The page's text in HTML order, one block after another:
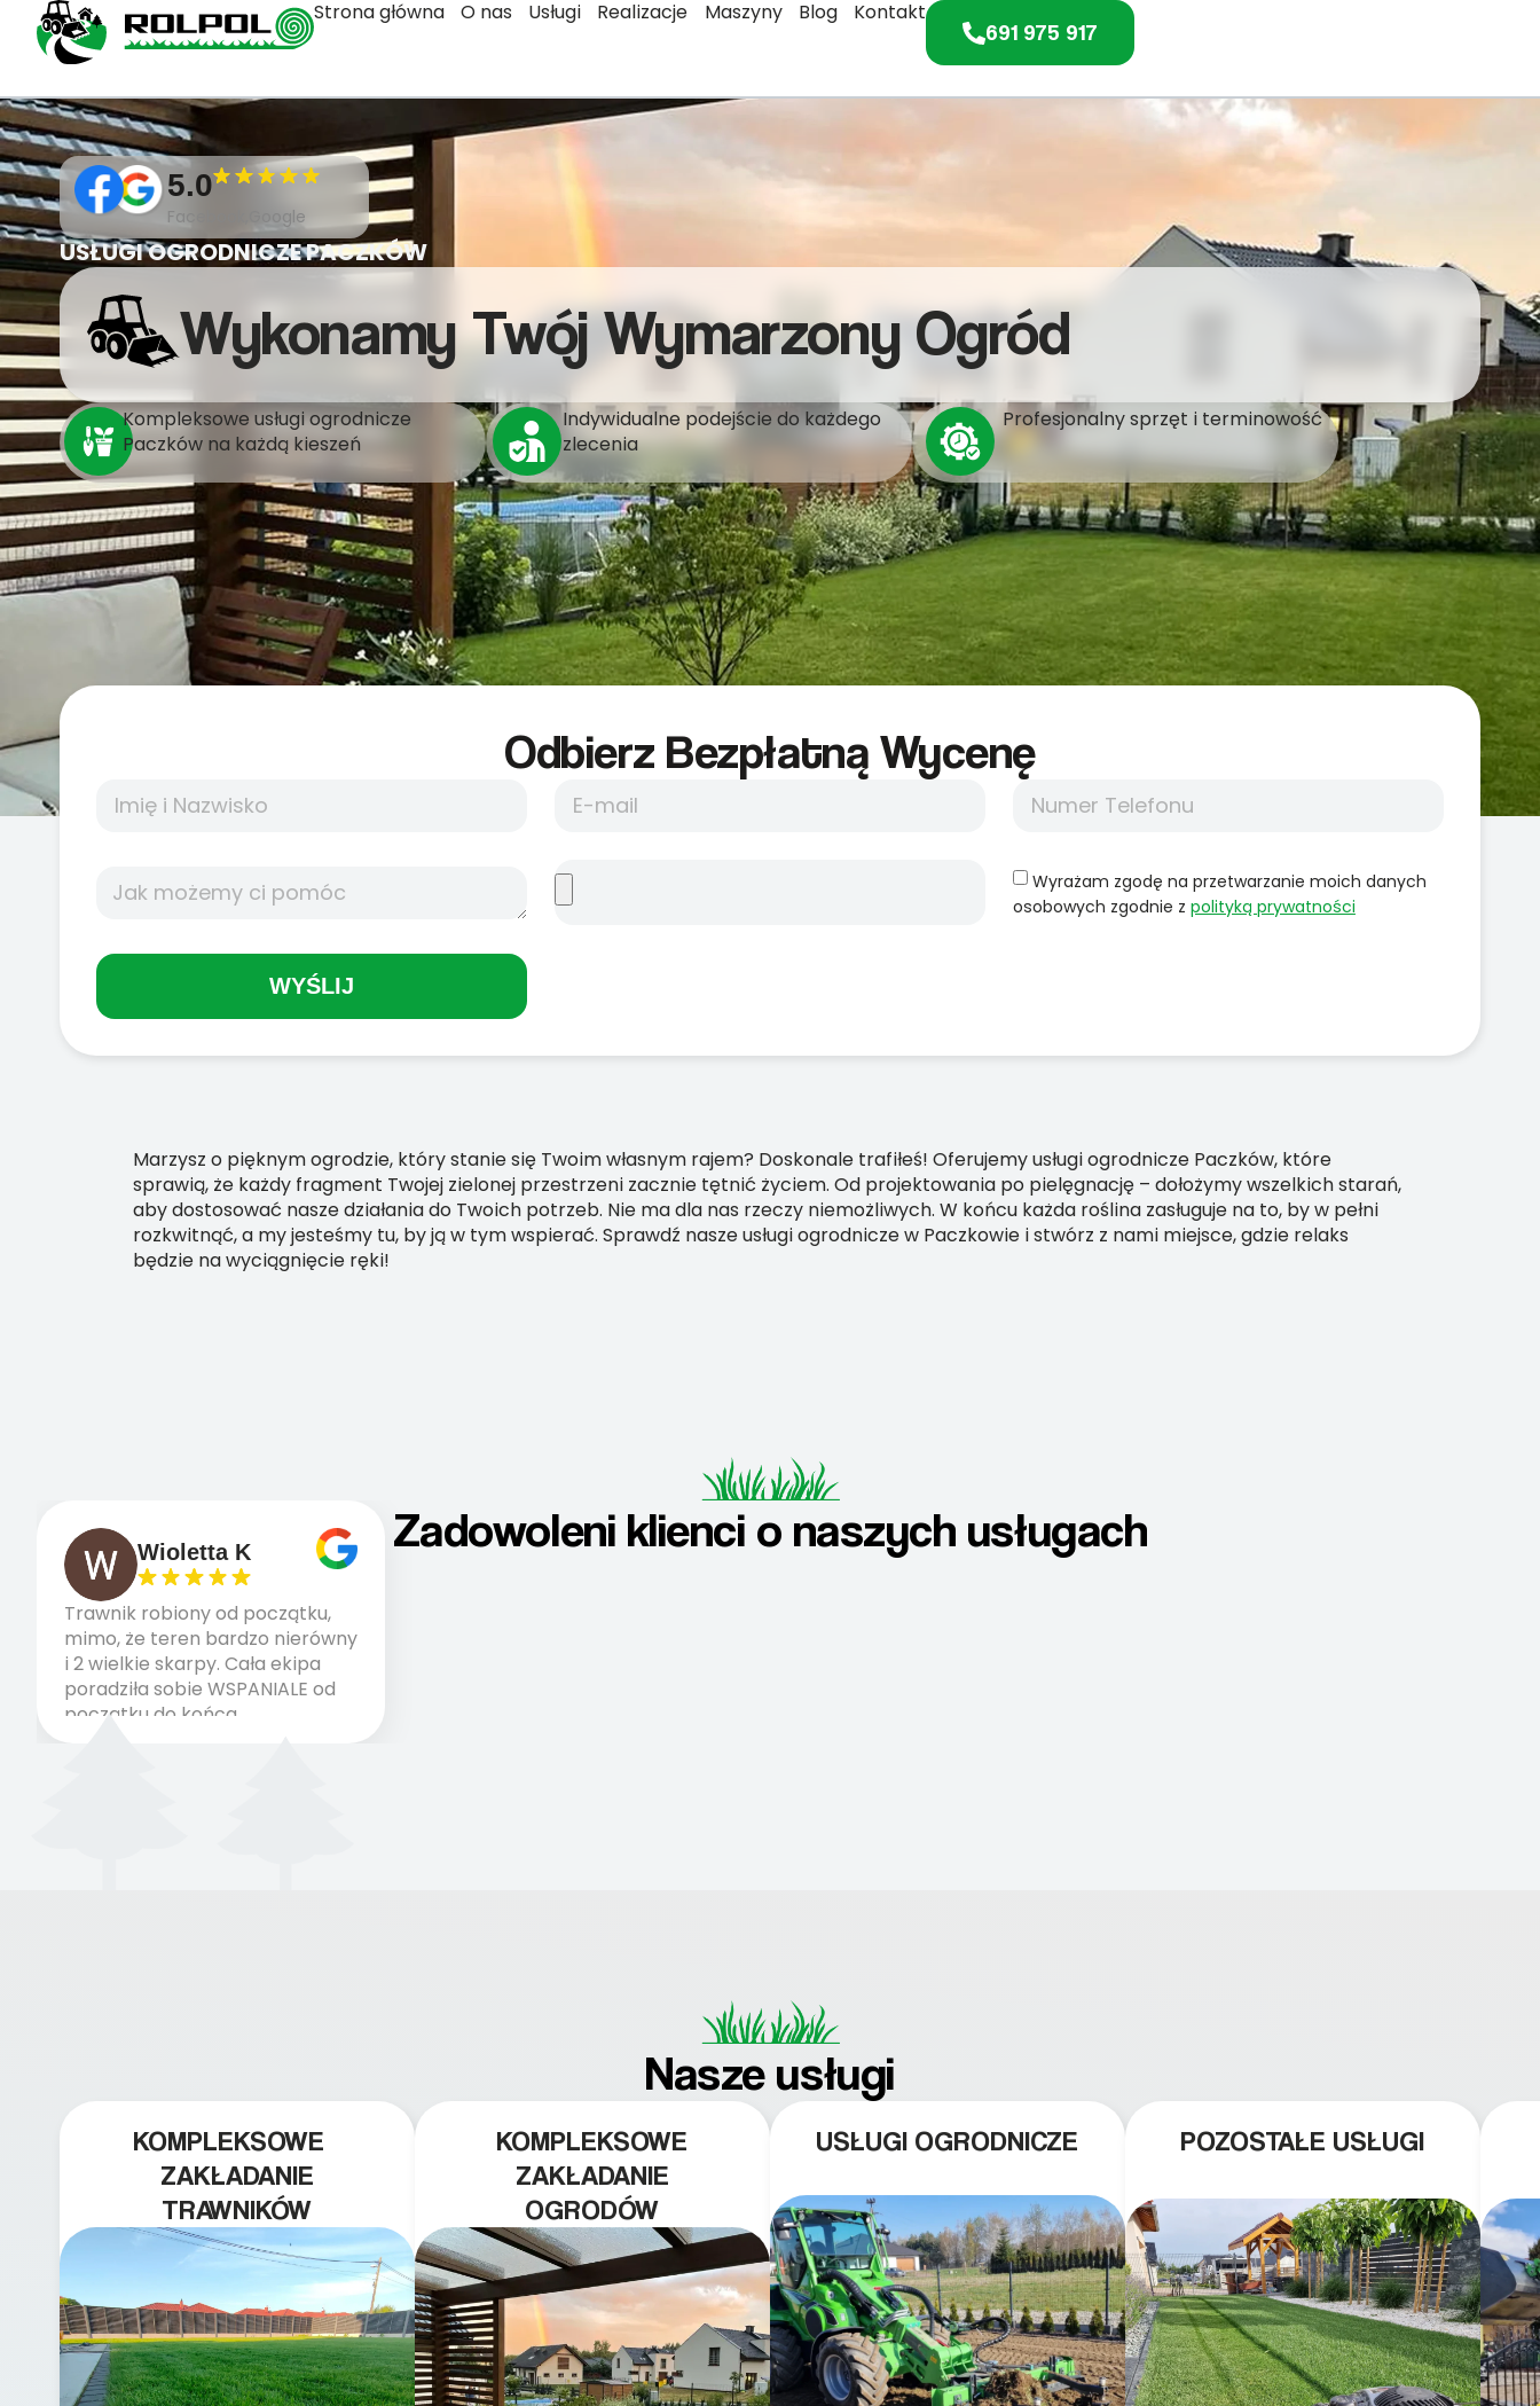
Strona główna O nas Usługi Realizacje Maszyny Blog Kontakt
691 975 917
5.0
Facebook,Google
USŁUGI OGRODNICZE PACZKÓW
Wykonamy Twój Wymarzony Ogród
Kompleksowe usługi ogrodnicze
Paczków na każdą kieszeń
Indywidualne podejście do każdego
zlecenia
Profesjonalny sprzęt i terminowość
Odbierz Bezpłatną Wycenę
Wyrażam zgodę na przetwarzanie moich danych
osobowych zgodnie z polityką prywatności
WYŚLIJ
Marzysz o pięknym ogrodzie, który stanie się Twoim własnym rajem? Doskonale trafiłeś! Oferujemy usługi ogrodnicze Paczków, które
sprawią, że każdy fragment Twojej zielonej przestrzeni zacznie tętnić życiem. Od projektowania po pielęgnację – dołożymy wszelkich starań,
aby dostosować nasze działania do Twoich potrzeb. Nie ma dla nas rzeczy niemożliwych. W końcu każda roślina zasługuje na to, by w pełni
rozkwitnąć, a my jesteśmy tu, by ją w tym wspierać. Sprawdź nasze usługi ogrodnicze w Paczkowie i stwórz z nami miejsce, gdzie relaks
będzie na wyciągnięcie ręki!
Zadowoleni klienci o naszych usługach
Wioletta K
Trawnik robiony od początku,
mimo, że teren bardzo nierówny
i 2 wielkie skarpy. Cała ekipa
poradziła sobie WSPANIALE od
początku do końca,
profesionalny sprzęt, panowie
Nasze usługi
KOMPLEKSOWE
ZAKŁADANIE
TRAWNIKÓW
KOMPLEKSOWE
ZAKŁADANIE
OGRODÓW
USŁUGI OGRODNICZE POZOSTAŁE USŁUGI